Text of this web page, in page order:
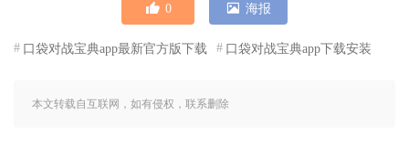
0 海报
口袋对战宝典app最新官方版下载 口袋对战宝典app下载安装
本文转载自互联网，如有侵权，联系删除